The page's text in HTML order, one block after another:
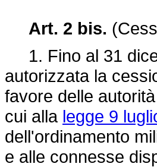
Art. 2 bis.
1. Fino al 31
autorizzata la
favore delle
cui alla legge 9
dell'ordinamento
e alle connesse